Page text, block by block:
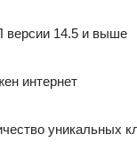
14.5 и выше
интернет
уникальных